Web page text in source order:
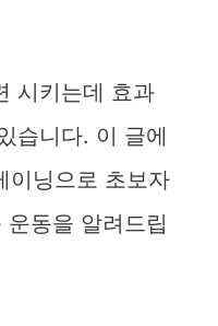
시키는데 효과
습니다. 이 글에
이닝으로 초보자
동을 알려드립